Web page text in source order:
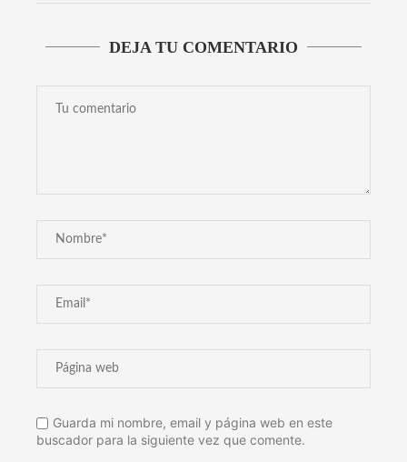
DEJA TU COMENTARIO
Guarda mi nombre, email y página web en este
buscador para la siguiente vez que comente.